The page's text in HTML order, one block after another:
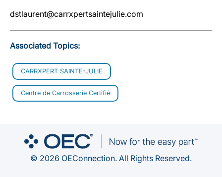
dstlaurent@carrxpertsaintejulie.com
Associated Topics:
CARRXPERT SAINTE-JULIE
Centre de Carrosserie Certifié
© 2026 OEConnection. All Rights Reserved.